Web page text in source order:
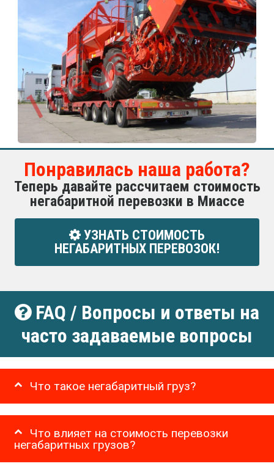
Понравилась наша работа?
Теперь давайте рассчитаем стоимость
негабаритной перевозки в Миассе
УЗНАТЬ СТОИМОСТЬ
НЕГАБАРИТНЫХ ПЕРЕВОЗОК!
FAQ / Вопросы и ответы на
часто задаваемые вопросы
Что такое негабаритный груз?
Что влияет на стоимость перевозки
негабаритных грузов?